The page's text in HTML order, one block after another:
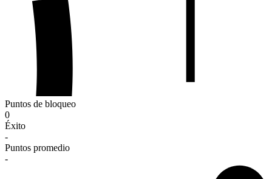
Puntos de bloqueo
0
Éxito
-
Puntos promedio
-